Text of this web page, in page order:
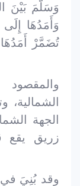
وَسَلَّمَ بَيْنَ
وَأَمَدُهَا إِلَى
تُضَمَّرْ
والمقصود
الجهة
زريق يقع
وقد بُنِيَ